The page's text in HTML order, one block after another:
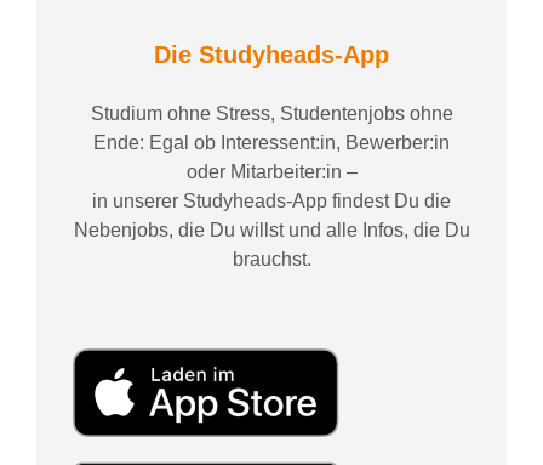
Die Studyheads-App
Studium ohne Stress, Studentenjobs ohne
Ende: Egal ob Interessent:in, Bewerber:in
oder Mitarbeiter:in –
in unserer Studyheads-App findest Du die
Nebenjobs, die Du willst und alle Infos, die Du
brauchst.